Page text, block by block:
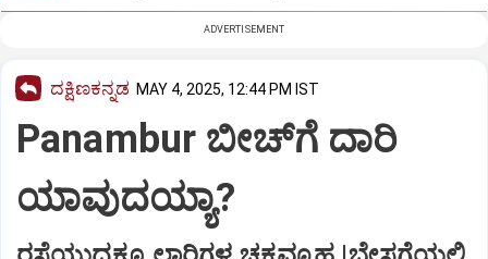
ADVERTISEMENT
ದಕ್ಷಿಣಕನ್ನಡ MAY 4, 2025, 12:44 PM IST
Panambur ಬೀಚ್‌ಗೆ ದಾರಿ
ಯಾವುದಯ್ಯಾ?